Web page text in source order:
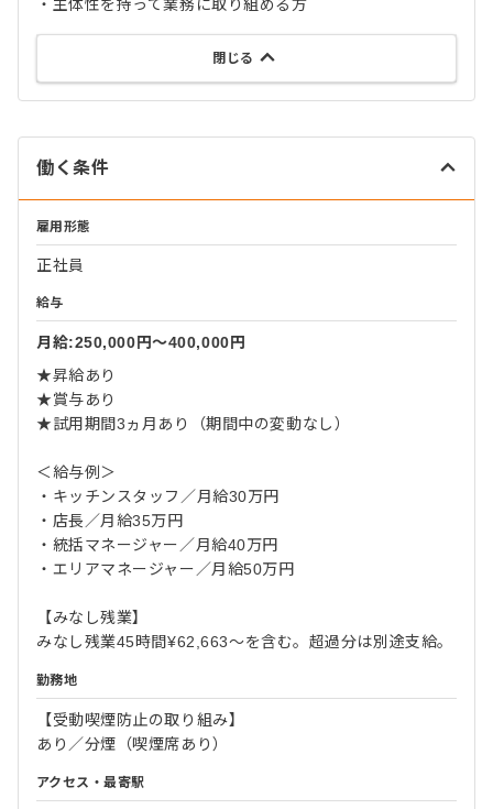
・主体性を持って業務に取り組める方
閉じる
働く条件
雇用形態
正社員
給与
月給:250,000円〜400,000円
★昇給あり
★賞与あり
★試用期間3ヵ月あり（期間中の変動なし）
＜給与例＞
・キッチンスタッフ／月給30万円
・店長／月給35万円
・統括マネージャー／月給40万円
・エリアマネージャー／月給50万円
【みなし残業】
みなし残業45時間¥62,663～を含む。超過分は別途支給。
勤務地
【受動喫煙防止の取り組み】
あり／分煙（喫煙席あり）
アクセス・最寄駅